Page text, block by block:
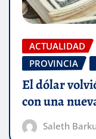
ACTUALIDAD
PROVINCIA
El dólar
con una
Saleth